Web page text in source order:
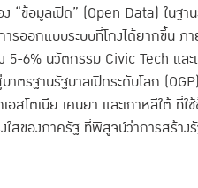
“ข้อมูลเปิด” (Open Data) ในฐา
ารออกแบบระบบที่โกงได้ยากขึ้น
6% นวัตกรรม Civic Tech แล
าตรฐานรัฐบาลเปิดระดับโลก
โตเนีย เคนยา และเกาหลีใต้ ที่ใช้
ใสของภาครัฐ ที่พิสูจน์ว่าการสร้าง
ารที่ต้องอาศัยความร่วมมือและกา